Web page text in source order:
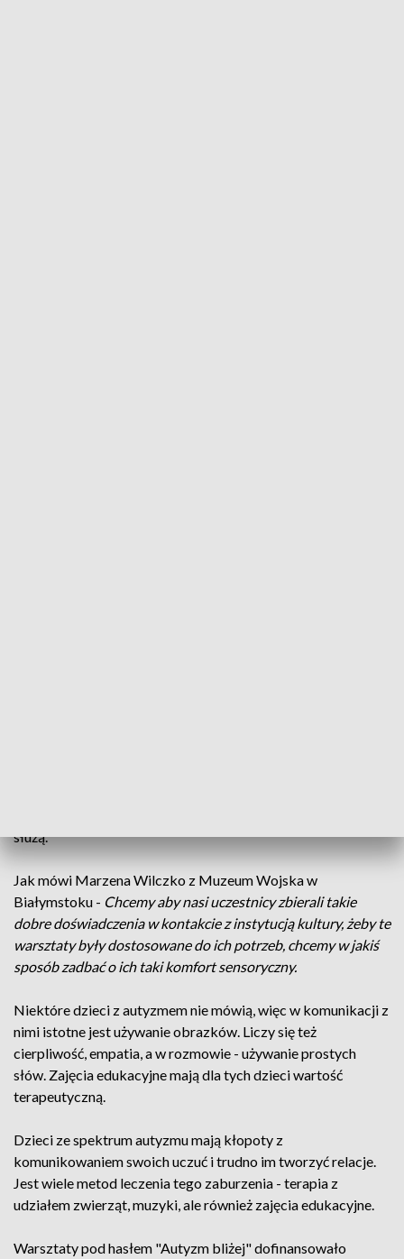
służą.
Jak mówi Marzena Wilczko z Muzeum Wojska w
Białymstoku - Chcemy aby nasi uczestnicy zbierali takie
dobre doświadczenia w kontakcie z instytucją kultury, żeby te
warsztaty były dostosowane do ich potrzeb, chcemy w jakiś
sposób zadbać o ich taki komfort sensoryczny.
Niektóre dzieci z autyzmem nie mówią, więc w komunikacji z
nimi istotne jest używanie obrazków. Liczy się też
cierpliwość, empatia, a w rozmowie - używanie prostych
słów. Zajęcia edukacyjne mają dla tych dzieci wartość
terapeutyczną.
Dzieci ze spektrum autyzmu mają kłopoty z
komunikowaniem swoich uczuć i trudno im tworzyć relacje.
Jest wiele metod leczenia tego zaburzenia - terapia z
udziałem zwierząt, muzyki, ale również zajęcia edukacyjne.
Warsztaty pod hasłem "Autyzm bliżej" dofinansowało